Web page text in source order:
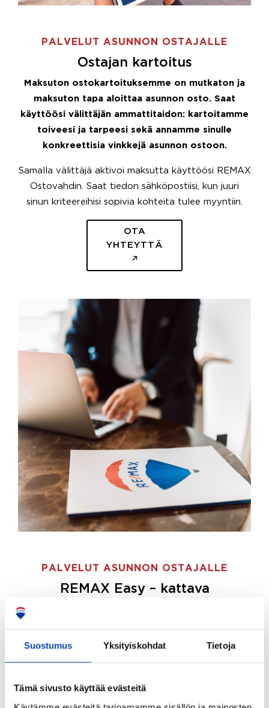
Suostumus Yksityiskohdat Tietoja
Tämä sivusto käyttää evästeitä
PALVELUT ASUNNON OSTAJALLE
Ostajan kartoitus
Maksuton ostokartoituksemme on mutkaton ja
maksuton tapa aloittaa asunnon osto. Saat
käyttöösi välittäjän ammattitaidon: kartoitamme
toiveesi ja tarpeesi sekä annamme sinulle
konkreettisia vinkkejä asunnon ostoon.
Samalla välittäjä aktivoi maksutta käyttöösi REMAX
Ostovahdin. Saat tiedon sähköpostiisi, kun juuri
sinun kriteereihisi sopivia kohteita tulee myyntiin.
OTA
YHTEYTTÄ
PALVELUT ASUNNON OSTAJALLE
REMAX Easy – kattava
ostajille.
Tee ostotoimeksianto ja etsimme juuri